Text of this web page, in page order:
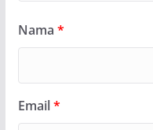
Nama *
Email*